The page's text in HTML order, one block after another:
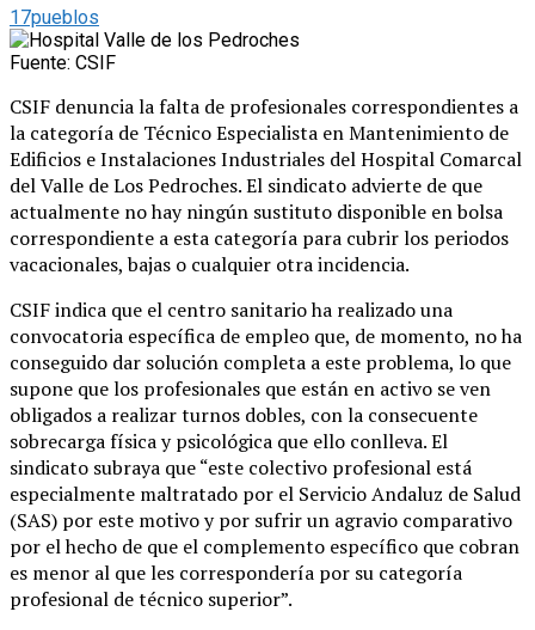
17pueblos
Fuente: CSIF
CSIF denuncia la falta de profesionales correspondientes a
la categoría de Técnico Especialista en Mantenimiento de
Edificios e Instalaciones Industriales del Hospital Comarcal
del Valle de Los Pedroches. El sindicato advierte de que
actualmente no hay ningún sustituto disponible en bolsa
correspondiente a esta categoría para cubrir los periodos
vacacionales, bajas o cualquier otra incidencia.
CSIF indica que el centro sanitario ha realizado una
convocatoria específica de empleo que, de momento, no ha
conseguido dar solución completa a este problema, lo que
supone que los profesionales que están en activo se ven
obligados a realizar turnos dobles, con la consecuente
sobrecarga física y psicológica que ello conlleva. El
sindicato subraya que “este colectivo profesional está
especialmente maltratado por el Servicio Andaluz de Salud
(SAS) por este motivo y por sufrir un agravio comparativo
por el hecho de que el complemento específico que cobran
es menor al que les correspondería por su categoría
profesional de técnico superior”.